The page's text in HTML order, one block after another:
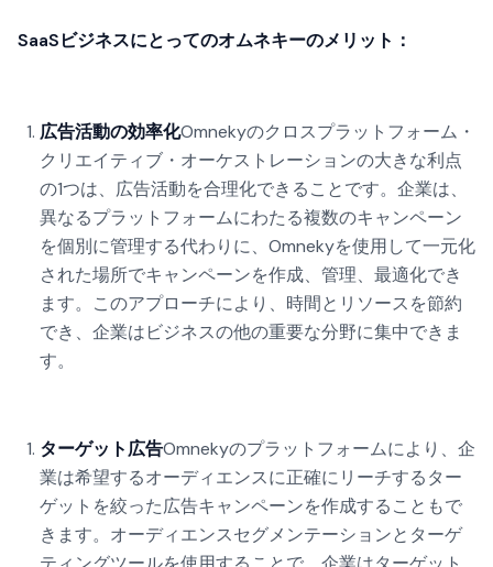
SaaSビジネスにとってのオムネキーのメリット：
広告活動の効率化Omnekyのクロスプラットフォーム・
クリエイティブ・オーケストレーションの大きな利点
の1つは、広告活動を合理化できることです。企業は、
異なるプラットフォームにわたる複数のキャンペーン
を個別に管理する代わりに、Omnekyを使用して一元化
された場所でキャンペーンを作成、管理、最適化でき
ます。このアプローチにより、時間とリソースを節約
でき、企業はビジネスの他の重要な分野に集中できま
す。
ターゲット広告Omnekyのプラットフォームにより、企
業は希望するオーディエンスに正確にリーチするター
ゲットを絞った広告キャンペーンを作成することもで
きます。オーディエンスセグメンテーションとターゲ